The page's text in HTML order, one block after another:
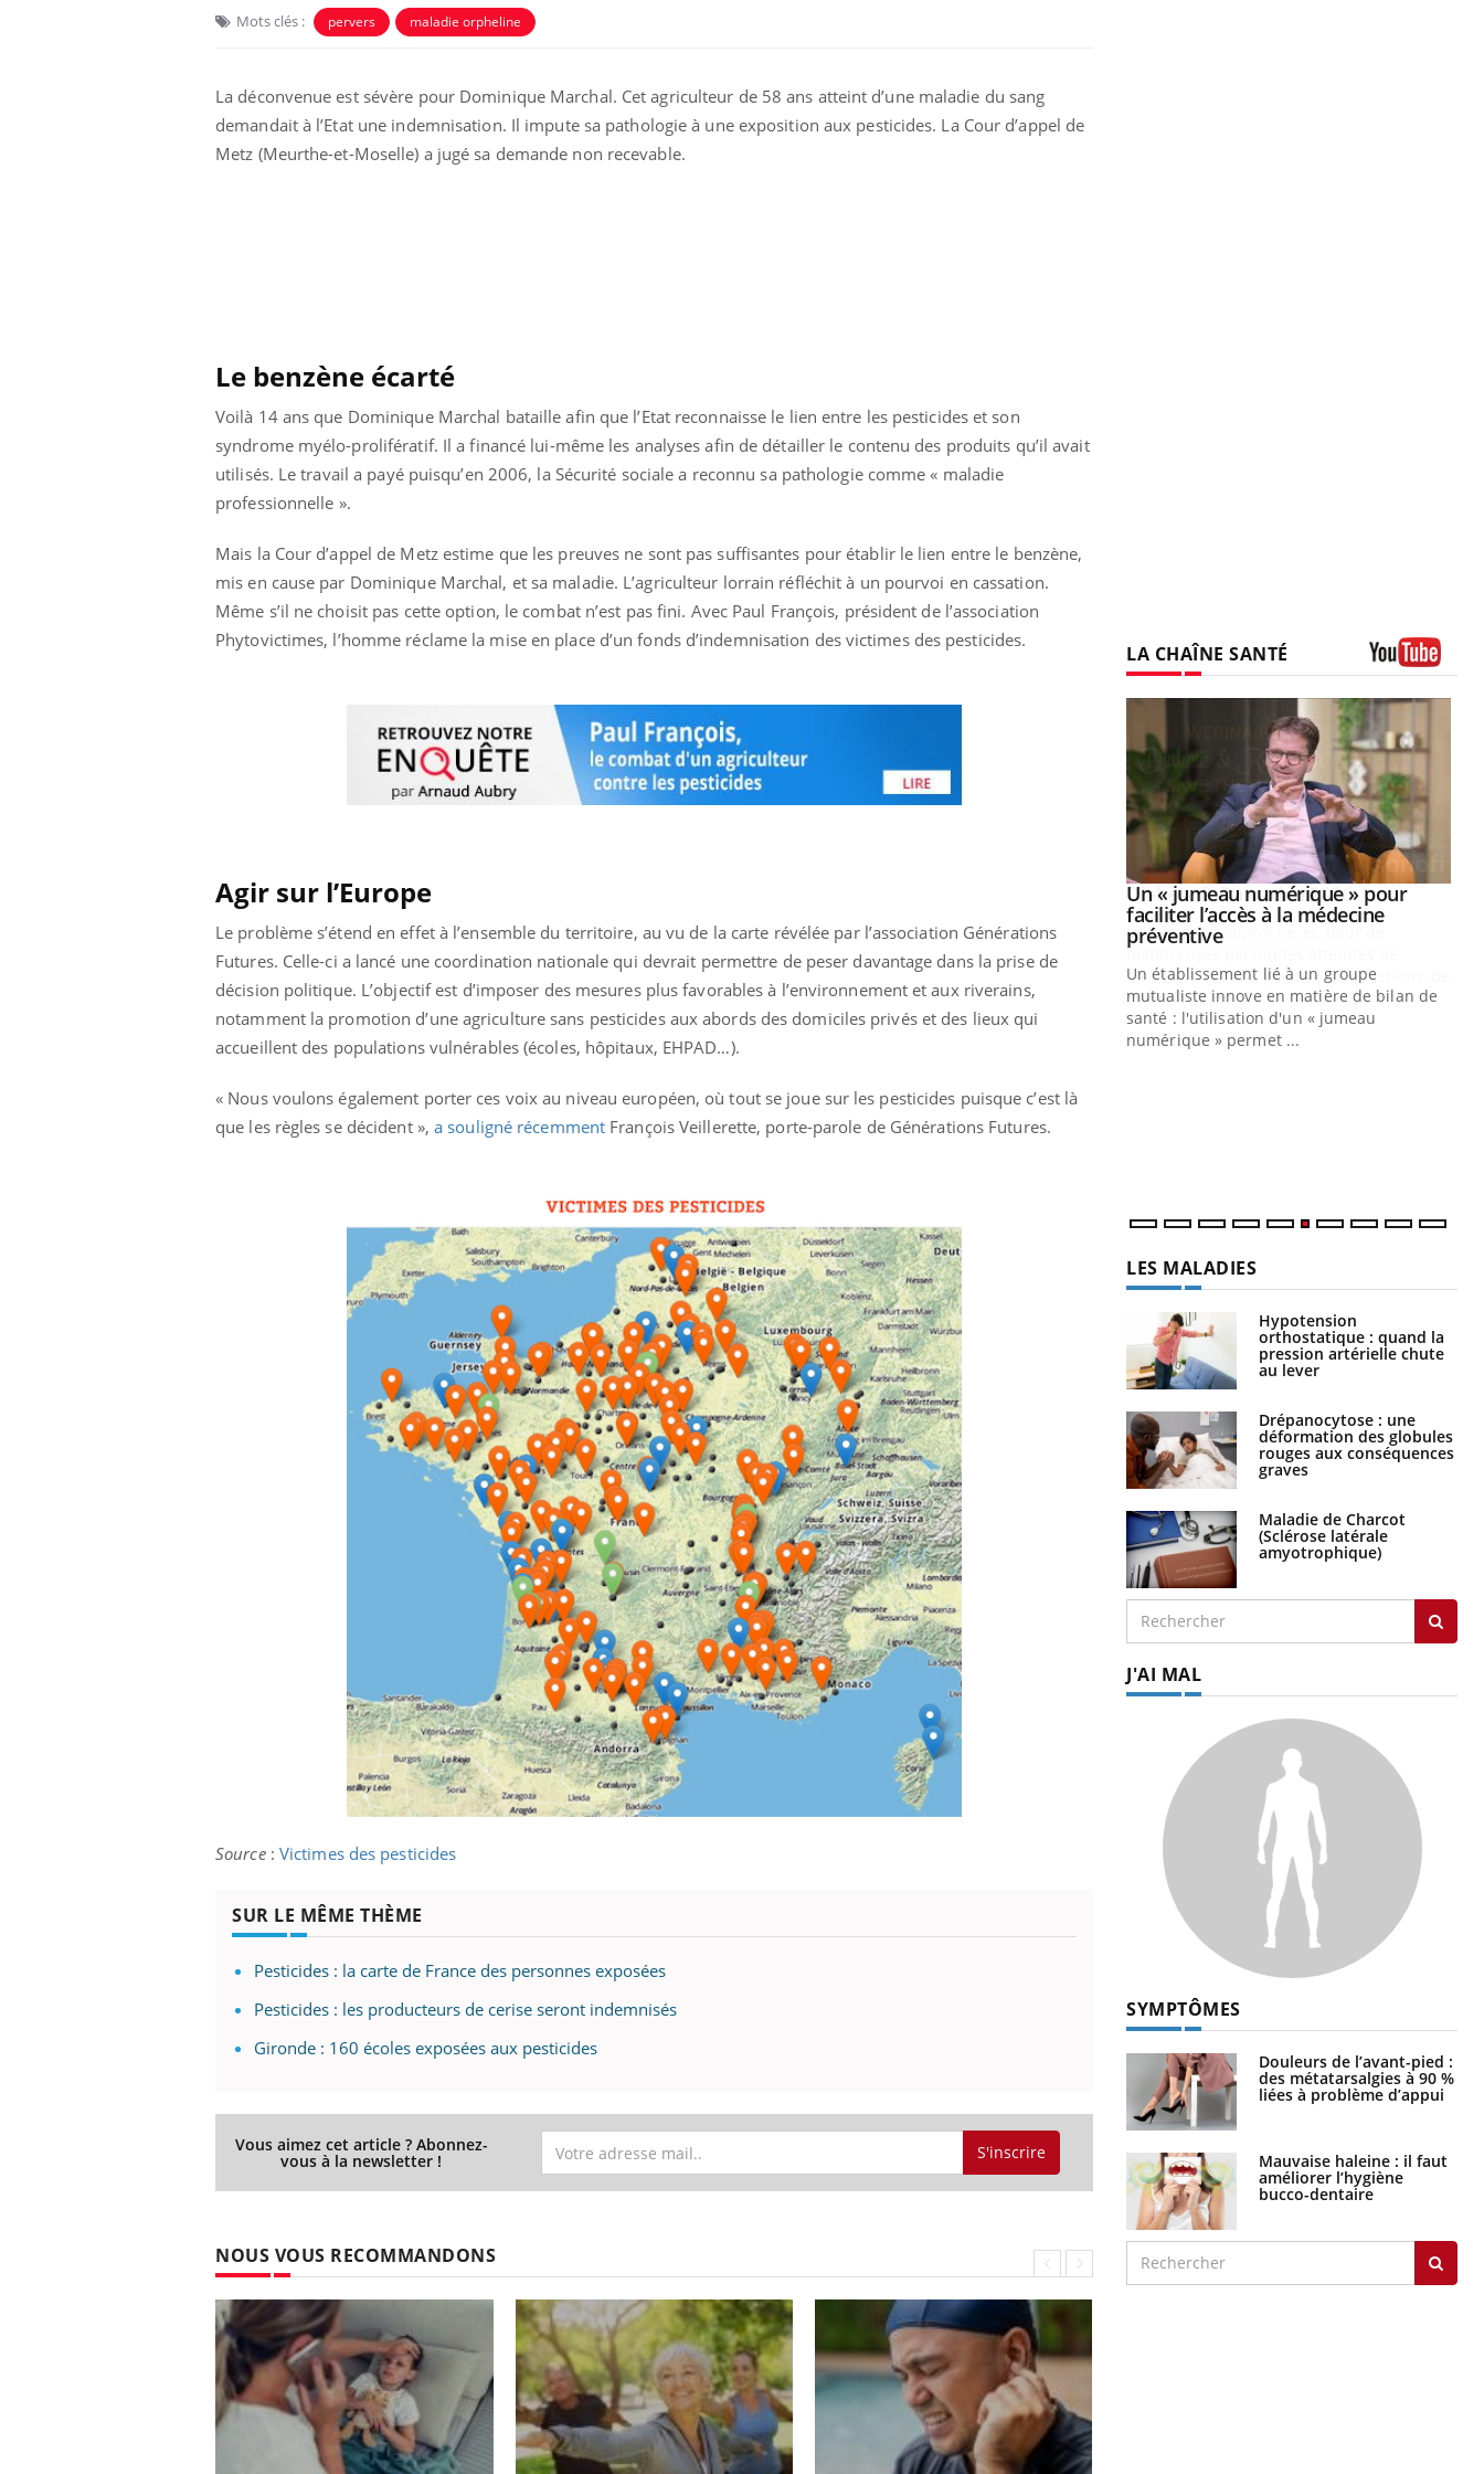
Mots clés : pervers maladie orpheline
La déconvenue est sévère pour Dominique Marchal. Cet agriculteur de 58 ans atteint d’une maladie du sang
demandait à l’Etat une indemnisation. Il impute sa pathologie à une exposition aux pesticides. La Cour d’appel de
Metz (Meurthe-et-Moselle) a jugé sa demande non recevable.
Le benzène écarté
Voilà 14 ans que Dominique Marchal bataille afin que l’Etat reconnaisse le lien entre les pesticides et son
syndrome myélo-prolifératif. Il a financé lui-même les analyses afin de détailler le contenu des produits qu’il avait
utilisés. Le travail a payé puisqu’en 2006, la Sécurité sociale a reconnu sa pathologie comme « maladie
professionnelle ».
Mais la Cour d’appel de Metz estime que les preuves ne sont pas suffisantes pour établir le lien entre le benzène,
mis en cause par Dominique Marchal, et sa maladie. L’agriculteur lorrain réfléchit à un pourvoi en cassation.
Même s’il ne choisit pas cette option, le combat n’est pas fini. Avec Paul François, président de l’association
Phytovictimes, l’homme réclame la mise en place d’un fonds d’indemnisation des victimes des pesticides.
Agir sur l’Europe
Le problème s’étend en effet à l’ensemble du territoire, au vu de la carte révélée par l’association Générations
Futures. Celle-ci a lancé une coordination nationale qui devrait permettre de peser davantage dans la prise de
décision politique. L’objectif est d’imposer des mesures plus favorables à l’environnement et aux riverains,
notamment la promotion d’une agriculture sans pesticides aux abords des domiciles privés et des lieux qui
accueillent des populations vulnérables (écoles, hôpitaux, EHPAD…).
« Nous voulons également porter ces voix au niveau européen, où tout se joue sur les pesticides puisque c’est là
que les règles se décident »,a souligné récemment François Veillerette, porte-parole de Générations Futures.
Source : Victimes des pesticides
SUR LE MÊME THÈME
Pesticides : la carte de France des personnes exposées
Pesticides : les producteurs de cerise seront indemnisés
Gironde : 160 écoles exposées aux pesticides
Vous aimez cet article ? Abonnez-
vous à la newsletter ! S'inscrire
NOUS VOUS RECOMMANDONS
LA CHAÎNE SANTÉ
Insuline & Charge mentale : et si on
osait en parler??
En 2026, l'insuline dans le diabète de type 2
patients comme parfois chez les soignants.
L'été arrive… et avec lui, un tout nouveau
rythme de vie ! Vacances, plage, piscine,
soleil, activités en plein air… Nos mains
sont ...
Le Ramadan approche, et, pour de
nombreuses personnes atteintes de
diabète, c'est une période de questions, de
défis, mais ...
Youtube
Un « jumeau numérique » pour
faciliter l’accès à la médecine
préventiveYoutube
Un établissement lié à un groupe
mutualiste innove en matière de bilan de
santé : l'utilisation d'un « jumeau
numérique » permet ...
LES MALADIES
Hypotension
orthostatique : quand la
pression artérielle chute
au lever
Drépanocytose : une
déformation des globules
rouges aux conséquences
graves
Maladie de Charcot
(Sclérose latérale
amyotrophique)
J'AI MAL
SYMPTÔMES
Douleurs de l’avant-pied :
des métatarsalgies à 90 %
liées à problème d’appui
Mauvaise haleine : il faut
améliorer l’hygiène
bucco-dentaire